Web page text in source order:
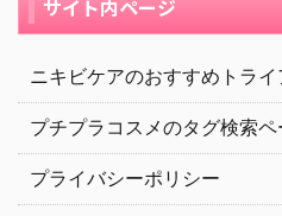
サイト内ページ
ニキビケアのおすすめトラ
プチプラコスメのタグ検索ペ
プライバシーポリシー